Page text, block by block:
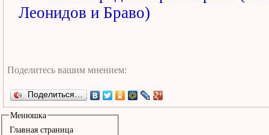
Леонидов и Браво)
Поделиться…
Менюшка
Главная страница